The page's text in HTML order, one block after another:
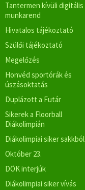
Tantermen kívüli digitális
munkarend
Hivatalos tájékoztató
Szülői tájékoztató
Megelőzés
Honvéd sportórák és
úszásoktatás
Duplázott a Futár
Sikerek a Floorball
Diákolimpián
Diákolimpiai siker sakkból
Október 23.
DÖK interjúk
Diákolimpiai siker vívás